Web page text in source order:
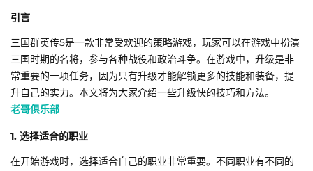
引言
三国群英传5是一款非常受欢迎的策略游戏，玩家可以在游戏中扮演
三国时期的名将，参与各种战役和政治斗争。在游戏中，升级是非
常重要的一项任务，因为只有升级才能解锁更多的技能和装备，提
升自己的实力。本文将为大家介绍一些升级快的技巧和方法。
老哥俱乐部
1. 选择适合的职业
在开始游戏时，选择适合自己的职业非常重要。不同职业有不同的